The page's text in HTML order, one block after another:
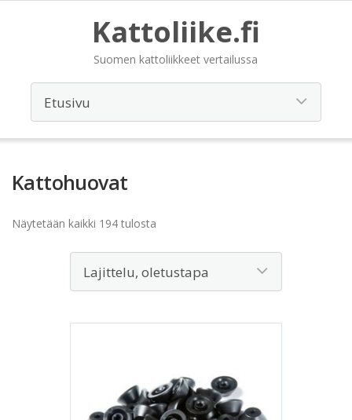
Kattoliike.fi
Suomen kattoliikkeet vertailussa
Kattohuovat
Näytetään kaikki 194 tulosta